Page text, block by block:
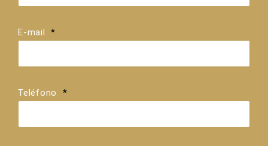
E-mail *
Teléfono *